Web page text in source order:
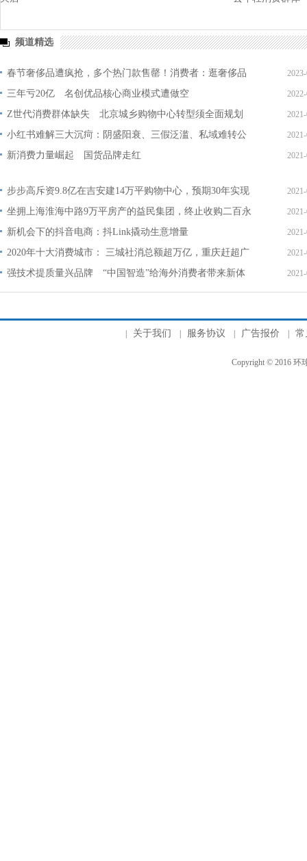
频道精选
春节奢侈品遭疯抢，多个热门款售罄！消费者：逛奢侈品
店像赶大集
三年亏20亿 名创优品核心商业模式遭做空
Z世代消费群体缺失 北京城乡购物中心转型须全面规划
小红书难解三大沉疴：阴盛阳衰、三假泛滥、私域难转公
域
新消费力量崛起 国货品牌走红
步步高斥资9.8亿在吉安建14万平购物中心，预期30年实现
营收367亿
坐拥上海淮海中路9万平房产的益民集团，终止收购二百永
新股权
新机会下的抖音电商：抖Link撬动生意增量
2020年十大消费城市： 三城社消总额超万亿，重庆赶超广
深
强技术提质量兴品牌 “中国智造”给海外消费者带来新体
验
关于我们 服务协议 广告报价 常
Copyright © 2016 环